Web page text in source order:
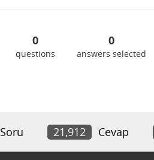
0
questions
0
answers selected
Soru 21,912 Cevap